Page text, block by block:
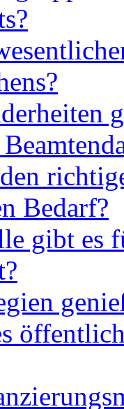
Bedarf?
gibt es